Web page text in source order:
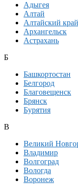
Адыгея
Алтай
Алтайский край
Архангельск
Астрахань
Б
Башкортостан
Белгород
Благовещенск
Брянск
Бурятия
В
Великий
Владимир
Волгоград
Вологда
Воронеж